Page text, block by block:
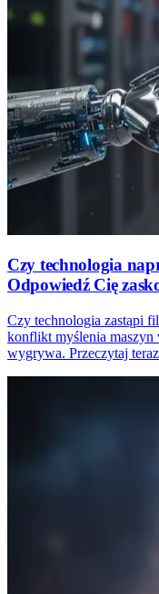
Czy technologia
Odpowiedź Cię
Czy technologia zastąpi
konflikt myślenia maszyn
wygrywa. Przeczytaj